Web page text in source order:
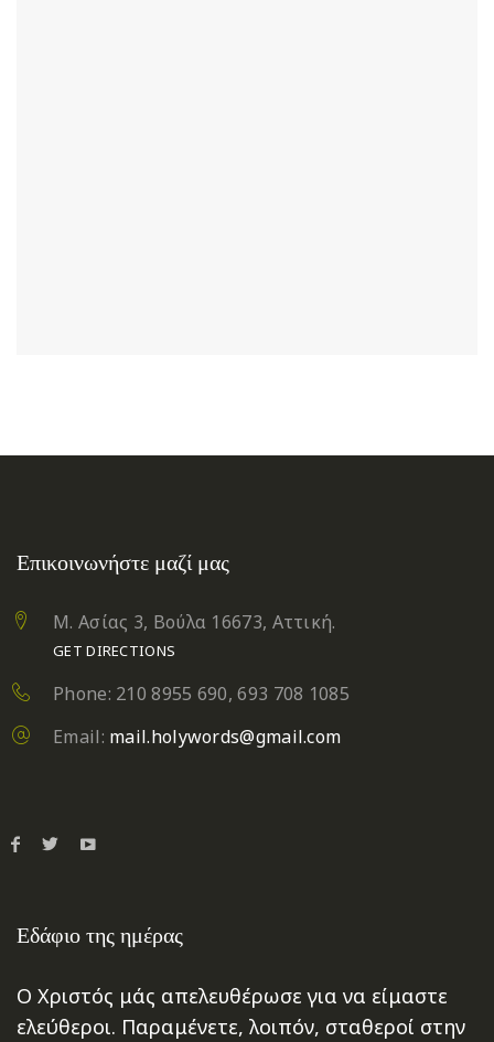
Επικοινωνήστε μαζί μας
Μ. Ασίας 3, Βούλα 16673, Αττική.
GET DIRECTIONS
Phone: 210 8955 690, 693 708 1085
Email: mail.holywords@gmail.com
Εδάφιο της ημέρας
Ο Χριστός μάς απελευθέρωσε για να είμαστε
ελεύθεροι. Παραμένετε, λοιπόν, σταθεροί στην